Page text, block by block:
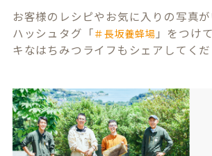
お客様のレシピやお気に入りの写真が
ハッシュタグ「＃長坂養蜂場 」をつけ
キなはちみつライフもシェアしてく